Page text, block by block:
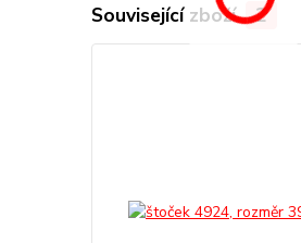
Související zboží 2